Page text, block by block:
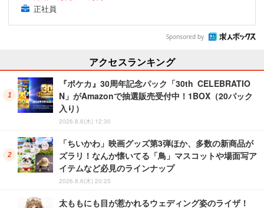
正社員
Sponsored by
アクセスランキング
『ポケカ』30周年記念パック「30th CELEBRATIO
N」がAmazonで抽選販売受付中！1BOX（20パック
入り）
2026.8.6(木) 12:30
「ちいかわ」映画グッズ第3弾ほか、多数の新商品が
ズラリ！なんか懐いてる「鳥」マスコットや場面写ア
イテムなど必見のラインナップ
2026.8.6(木) 20:25
太ももにも目が惹かれるウェディング姿のライザ！